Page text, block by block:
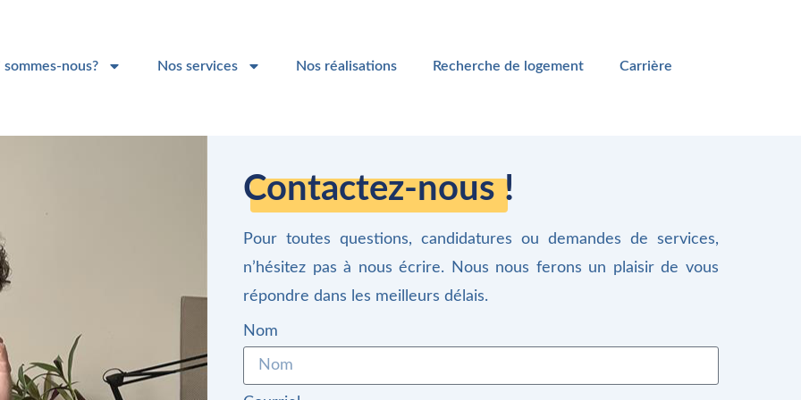
sommes-nous? Nos services Nos réalisations Recherche de logement Carrière
Contactez-nous !
Pour toutes questions, candidatures ou demandes de services,
n’hésitez pas à nous écrire. Nous nous ferons un plaisir de vous
répondre dans les meilleurs délais.
Nom